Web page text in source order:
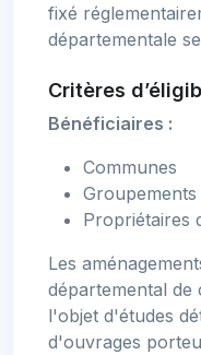
fixé
départementale
Critères
Bénéficiaires :
Communes
Propriétaires
Les
départemental
l'objet d'études
d'ouvrages